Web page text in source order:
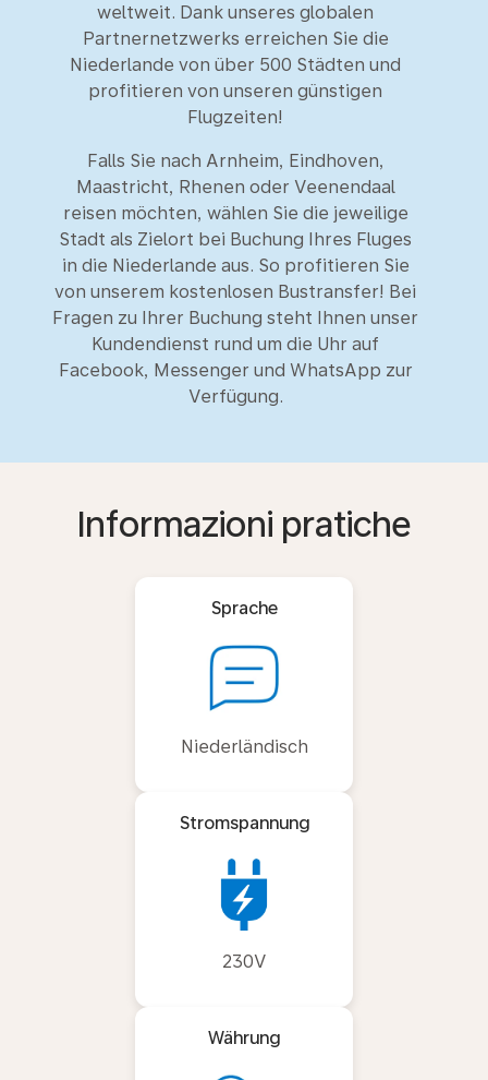
weltweit. Dank unseres globalen
Partnernetzwerks erreichen Sie die
Niederlande von über 500 Städten und
profitieren von unseren günstigen
Flugzeiten!
Falls Sie nach Arnheim, Eindhoven,
Maastricht, Rhenen oder Veenendaal
reisen möchten, wählen Sie die jeweilige
Stadt als Zielort bei Buchung Ihres Fluges
in die Niederlande aus. So profitieren Sie
von unserem kostenlosen Bustransfer! Bei
Fragen zu Ihrer Buchung steht Ihnen unser
Kundendienst rund um die Uhr auf
Facebook, Messenger und WhatsApp zur
Verfügung.
Informazioni pratiche
Sprache
Niederländisch
Stromspannung
230V
Währung